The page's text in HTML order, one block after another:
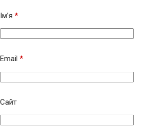
Ім’я *
Email *
Сайт